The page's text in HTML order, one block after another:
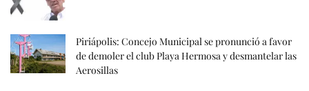
Piriápolis: Concejo Municipal se pronunció a favor
de demoler el club Playa Hermosa y desmantelar las
Aerosillas